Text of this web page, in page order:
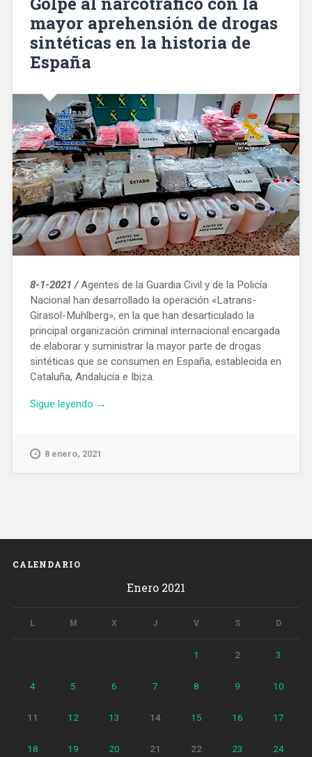
baixes
i
temporal
mayor aprehensión de drogas
sintéticas en la historia de
España
8-1-2021 /Agentes de la Guardia Civil y de la Policía
Nacional han desarrollado la operación «Latrans-
Girasol-Muhlberg», en la que han desarticulado la
principal organización criminal internacional encargada
de elaborar y suministrar la mayor parte de drogas
sintéticas que se consumen en España, establecida en
Cataluña, Andalucía e Ibiza.
Sigue leyendo «Golpe
con
sintéticas
historia
España»
→
8 enero, 2021
CALENDARIO
Enero 2021
L M X J V S D
1 2 3
4 5 6 7 8 9 10
11 12 13 14 15 16 17
18 19 20 21 22 23 24